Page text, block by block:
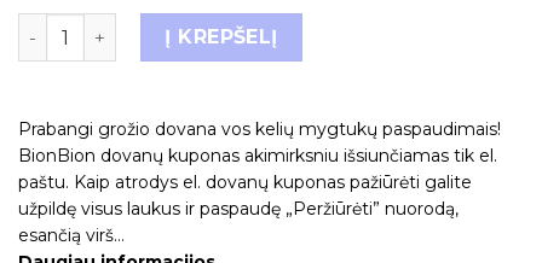
Į KREPŠELĮ
Prabangi grožio dovana vos kelių mygtukų paspaudimais!
BionBion dovanų kuponas akimirksniu išsiunčiamas tik el.
paštu. Kaip atrodys el. dovanų kuponas pažiūrėti galite
užpildę visus laukus ir paspaudę „Peržiūrėti” nuorodą,
esančią virš…